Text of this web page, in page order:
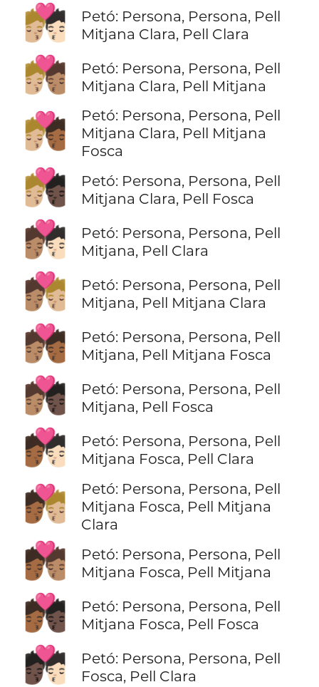
🧑🏼‍❤️‍💋‍🧑🏻
Petó: Persona, Persona, Pell
Mitjana Clara, Pell Clara
🧑🏼‍❤️‍💋‍🧑🏽
Petó: Persona, Persona, Pell
Mitjana Clara, Pell Mitjana
🧑🏼‍❤️‍💋‍🧑🏾
Petó: Persona, Persona, Pell
Mitjana Clara, Pell Mitjana
Fosca
🧑🏼‍❤️‍💋‍🧑🏿
Petó: Persona, Persona, Pell
Mitjana Clara, Pell Fosca
🧑🏽‍❤️‍💋‍🧑🏻
Petó: Persona, Persona, Pell
Mitjana, Pell Clara
🧑🏽‍❤️‍💋‍🧑🏼
Petó: Persona, Persona, Pell
Mitjana, Pell Mitjana Clara
🧑🏽‍❤️‍💋‍🧑🏾
Petó: Persona, Persona, Pell
Mitjana, Pell Mitjana Fosca
🧑🏽‍❤️‍💋‍🧑🏿
Petó: Persona, Persona, Pell
Mitjana, Pell Fosca
🧑🏾‍❤️‍💋‍🧑🏻
Petó: Persona, Persona, Pell
Mitjana Fosca, Pell Clara
🧑🏾‍❤️‍💋‍🧑🏼
Petó: Persona, Persona, Pell
Mitjana Fosca, Pell Mitjana
Clara
🧑🏾‍❤️‍💋‍🧑🏽
Petó: Persona, Persona, Pell
Mitjana Fosca, Pell Mitjana
🧑🏾‍❤️‍💋‍🧑🏿
Petó: Persona, Persona, Pell
Mitjana Fosca, Pell Fosca
🧑🏿‍❤️‍💋‍🧑🏻
Petó: Persona, Persona, Pell
Fosca, Pell Clara